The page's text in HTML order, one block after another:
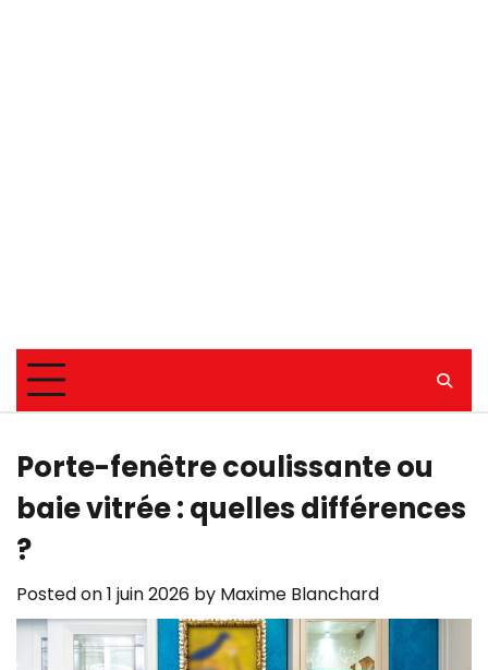
Porte-fenêtre coulissante ou
baie vitrée : quelles différences
?
Posted on1 juin 2026 by Maxime Blanchard